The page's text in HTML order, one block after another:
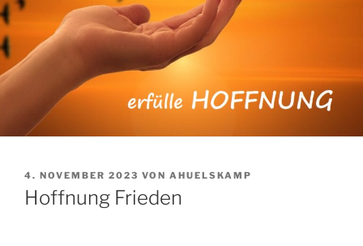
VERÖFFENTLICHT
AM
4. NOVEMBER 2023 VON AHUELSKAMP
Hoffnung Frieden